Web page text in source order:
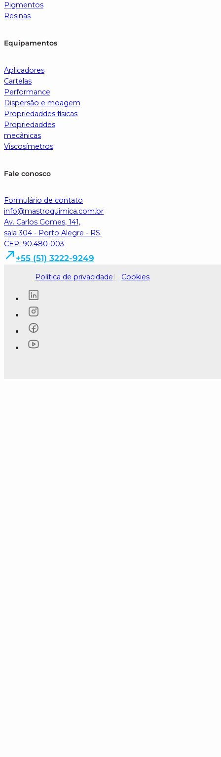
Pigmentos
Resinas
Equipamentos
Aplicadores
Cartelas
Performance
Dispersão e moagem
Propriedaddes físicas
Propriedaddes
mecânicas
Viscosímetros
Fale conosco
Formulário de contato
info@mastroquimica.com.br
Av. Carlos Gomes, 141,
sala 304 - Porto Alegre - RS.
CEP: 90.480-003
+55 (51) 3222-9249
Política de privacidade Cookies